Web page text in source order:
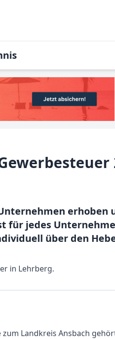
erhoben
für jedes
über den
in Lehrberg.
Landkreis Ansbach